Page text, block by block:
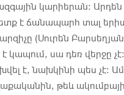
կարիերան։
է ճանապարհ տալ
(Սուրեն
է կապում, սա դեռ վերջը
է, նախկինի պես չէ։
թեև